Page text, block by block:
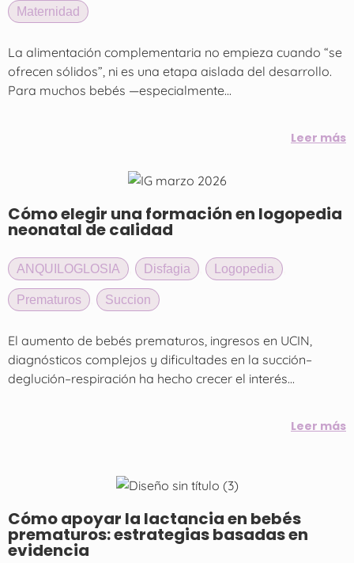
Maternidad
La alimentación complementaria no empieza cuando “se
ofrecen sólidos”, ni es una etapa aislada del desarrollo.
Para muchos bebés —especialmente...
Leer más
Cómo elegir una formación en logopedia
neonatal de calidad
ANQUILOGLOSIA Disfagia Logopedia
Prematuros Succion
El aumento de bebés prematuros, ingresos en UCIN,
diagnósticos complejos y dificultades en la succión–
deglución–respiración ha hecho crecer el interés...
Leer más
Cómo apoyar la lactancia en bebés
prematuros: estrategias basadas en
evidencia